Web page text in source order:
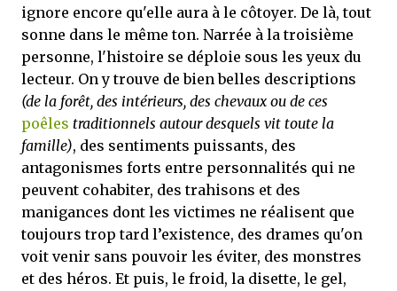
ignore encore qu'elle aura à le côtoyer. De là, tout
sonne dans le même ton. Narrée à la troisième
personne, l'histoire se déploie sous les yeux du
lecteur. On y trouve de bien belles descriptions
(de la forêt, des intérieurs, des chevaux ou de ces
poêles traditionnels autour desquels vit toute la
famille), des sentiments puissants, des
antagonismes forts entre personnalités qui ne
peuvent cohabiter, des trahisons et des
manigances dont les victimes ne réalisent que
toujours trop tard l’existence, des drames qu'on
voit venir sans pouvoir les éviter, des monstres
et des héros. Et puis, le froid, la disette, le gel,